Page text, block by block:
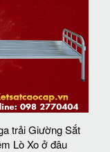
trải Giường Sắt
Lò Xo ở đâu